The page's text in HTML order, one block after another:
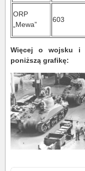
ORP
„Mewa”
603
Więcej o wojsku i
poniższą grafikę: